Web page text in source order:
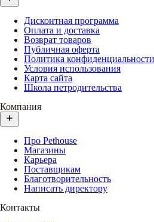
Дисконтная программа
Оплата и доставка
Возврат товаров
Публичная оферта
Политика конфиденциальности
Условия использования
Карта сайта
Школа петродительства
Компания
Про Pethouse
Магазины
Карьера
Поставщикам
Благотворительность
Написать директору
Контакты